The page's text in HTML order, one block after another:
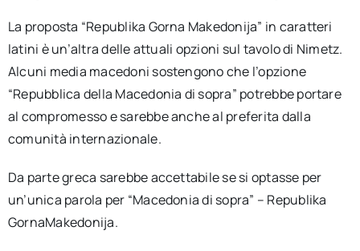
La proposta “Republika Gorna Makedonija” in caratteri
latini è un’altra delle attuali opzioni sul tavolo di Nimetz.
Alcuni media macedoni sostengono che l’opzione
“Repubblica della Macedonia di sopra” potrebbe portare
al compromesso e sarebbe anche al preferita dalla
comunità internazionale.
Da parte greca sarebbe accettabile se si optasse per
un’unica parola per “Macedonia di sopra” – Republika
GornaMakedonija.